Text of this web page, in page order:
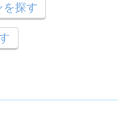
を探す